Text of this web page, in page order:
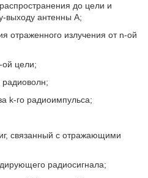
до цели и
выходу антенны А;
отраженного излучения от n-ой
цели;
радиоволн;
k-го радиоимпульса;
связанный с отражающими
радиосигнала;